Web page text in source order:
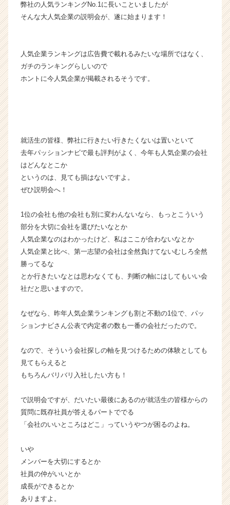
の
ム
ラ
イ
ャ
ー・
企
ら
ス
カ
ウ
届
活
サ
チ
キ
リ
ア
（C
r
弊社の人気ランキングNo.1に長いこといましたが
そんな大人気企業の説明会が、遂に始まります！
人気企業ランキングは広告費で載れるみたいな場所ではなく、
ガチのランキングらしいので
ホントに今人気企業が掲載されるそうです。
就活生の皆様、弊社に行きたい行きたくないは置いといて
去年パッションナビで最も評判がよく、今年も人気企業の会社
はどんなとこか
というのは、見ても損はないですよ。
ぜひ説明会へ！
1位の会社も他の会社も別に変わんないなら、もっとこういう
部分を大切に会社を選びたいなとか
人気企業なのはわかったけど、私はここが合わないなとか
人気企業と比べ、第一志望の会社は全然負けてないむしろ全然
勝ってるな
とか行きたいなとは思わなくても、判断の軸にはしてもいい会
社だと思いますので。
なぜなら、昨年人気企業ランキングも割と不動の1位で、パッ
ションナビさん公表で内定者の数も一番の会社だったので。
なので、そういう会社探しの軸を見つけるための体験としても
見てもらえると
もちろんバリバリ入社したい方も！
で説明会ですが、だいたい最後にあるのが就活生の皆様からの
質問に既存社員が答えるパートででる
「会社のいいところはどこ」っていうやつが困るのよね。
いや
メンバーを大切にするとか
社員の仲がいいとか
成長ができるとか
ありますよ。